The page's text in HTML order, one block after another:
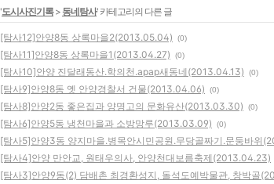
'도시사진기록> 동네탐사' 카테고리의 다른 글
[탐사12]안양8동 상록마을2(2013.05.04) (0)
[탐사11]안양8동 상록마을1(2013.04.27) (0)
[탐사10]안양 진달래동산.학의천.apap새동네(2013.04.13) (0)
[탐사9]안양8동 옛 안양경찰서 건물(2013.04.06) (0)
[탐사8]안양2동 좋은집과 양명고의 문화유산(2013.03.30) (0)
[탐사6]안양5동 냉천마을과 소방망루(2013.03.09) (0)
[탐사5]안양3동 양지마을.병목안시민공원.무당골짜기.문둥바위
[탐사4]안양 만안교, 원태우의사, 안양천대보름축제(2013.04.23)
[탐사3]안양9동(2) 담배촌 최경환성지, 돌석도예박물관, 창박골